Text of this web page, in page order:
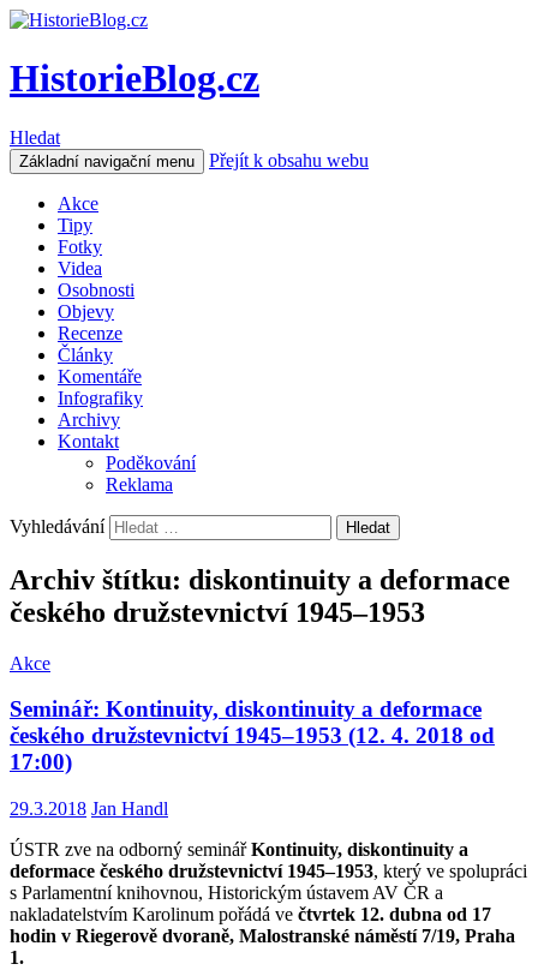
HistorieBlog.cz
Hledat
Základní navigační menu Přejít k obsahu webu
Akce
Tipy
Fotky
Videa
Osobnosti
Objevy
Recenze
Články
Komentáře
Infografiky
Archivy
Kontakt
Poděkování
Reklama
Vyhledávání
Archiv štítku: diskontinuity a deformace
českého družstevnictví 1945–1953
Akce
Seminář: Kontinuity, diskontinuity a deformace
českého družstevnictví 1945–1953 (12. 4. 2018 od
17:00)
29.3.2018 Jan Handl
ÚSTR zve na odborný seminářKontinuity, diskontinuity a
deformace českého družstevnictví 1945–1953, který ve spolupráci
s Parlamentní knihovnou, Historickým ústavem AV ČR a
nakladatelstvím Karolinum pořádá ve čtvrtek 12. dubna od 17
hodin v Riegerově dvoraně, Malostranské náměstí 7/19, Praha
1.